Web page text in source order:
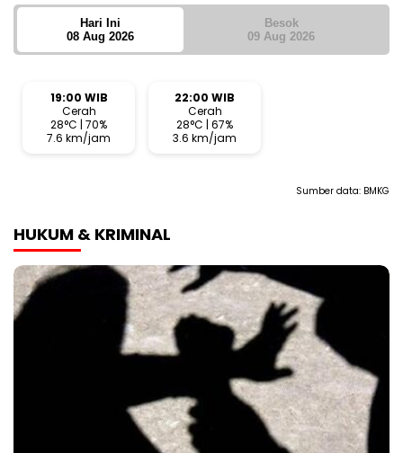
Hari Ini
08 Aug 2026
Besok
09 Aug 2026
19:00 WIB
Cerah
28°C | 70%
7.6 km/jam
22:00 WIB
Cerah
28°C | 67%
3.6 km/jam
Sumber data: BMKG
HUKUM & KRIMINAL